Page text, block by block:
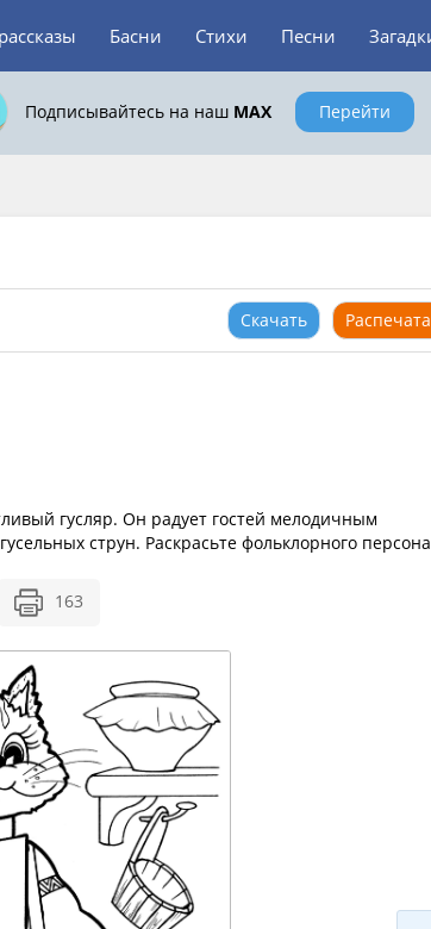
Басни Стихи Песни
Подписывайтесь на наш MAX Перейти
Скачать
гусляр. Он радует гостей мелодичным
струн. Раскрасьте фольклорного
163